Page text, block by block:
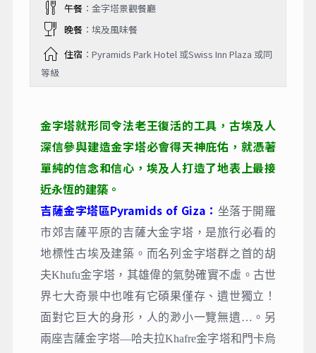
午餐：金字塔景觀餐廳
晚餐：埃及風味餐
住宿 ：Pyramids Park Hotel 或Swiss Inn Plaza 或同
等級
金字塔就形同令法老王復活的工具，古埃及人
深信參與建造金字塔必會得天神庇佑，就憑著
單純的信念和信心，埃及人打造了地表上最接
近永恆的建築。
吉薩金字塔區Pyramids of Giza： 坐落于開羅
市郊吉薩平原的吉薩大金字塔，是旅行必看的
地標性古埃及建築。而名列金字塔群之首的胡
夫Khufu金字塔，其雄偉的氣勢確實不虛。古世
界七大奇景中也唯有它碩果僅存、遺世獨立！
面對它巨大的身形，人的渺小一覽無遺…。另
兩座吉薩金字塔—哈夫拉Khafre金字塔和門卡烏